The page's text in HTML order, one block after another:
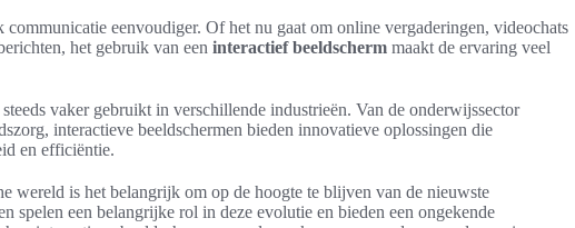
eenvoudiger. Of het nu gaat om online vergaderingen, videochats
het gebruik van een interactief beeldscherm maakt de ervaring veel
vaker gebruikt in verschillende industrieën. Van de onderwijssector
interactieve beeldschermen bieden innovatieve oplossingen die
en efficiëntie.
wereld is het belangrijk om op de hoogte te blijven van de nieuwste
spelen een belangrijke rol in deze evolutie en bieden een ongekende